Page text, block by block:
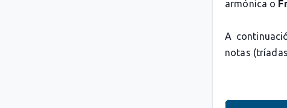
armónica o
A
notas